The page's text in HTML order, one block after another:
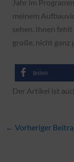
Jahr im
meinem
sehen. Ihnen
große, nicht ganz
teilen
Der Artikel ist
← Vorheriger